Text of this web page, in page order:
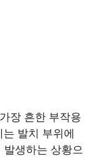
장 흔한 부작용
발치 부위에
생하는 상황으